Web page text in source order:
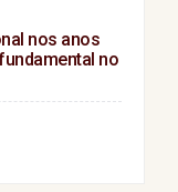
nos anos
no